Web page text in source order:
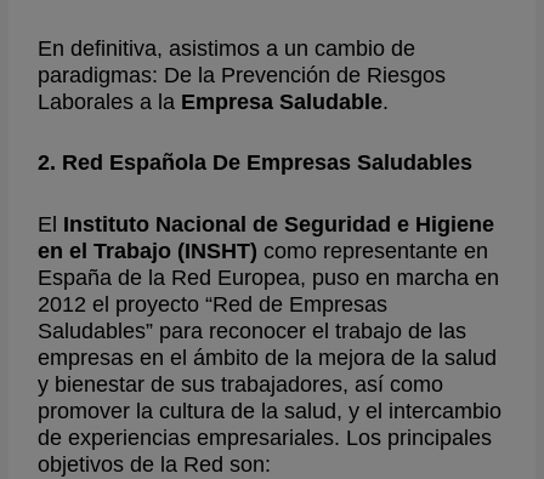
En definitiva, asistimos a un cambio de
paradigmas: De la Prevención de Riesgos
Laborales a la Empresa Saludable.
2. Red Española De Empresas Saludables
El Instituto Nacional de Seguridad e Higiene
en el Trabajo (INSHT)como representante en
España de la Red Europea, puso en marcha en
2012 el proyecto “Red de Empresas
Saludables” para reconocer el trabajo de las
empresas en el ámbito de la mejora de la salud
y bienestar de sus trabajadores, así como
promover la cultura de la salud, y el intercambio
de experiencias empresariales. Los principales
objetivos de la Red son: